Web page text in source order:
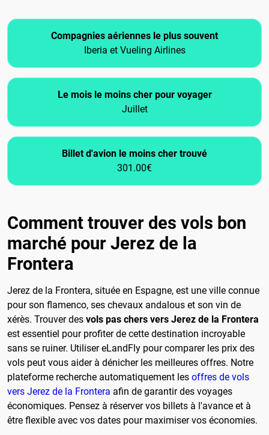
Compagnies aériennes le plus souvent
Iberia et Vueling Airlines
Le mois le moins cher pour voyager
Juillet
Billet d'avion le moins cher trouvé
301.00€
Comment trouver des vols bon
marché pour Jerez de la
Frontera
Jerez de la Frontera, située en Espagne, est une ville connue
pour son flamenco, ses chevaux andalous et son vin de
xérès. Trouver des vols pas chers vers Jerez de la Frontera
est essentiel pour profiter de cette destination incroyable
sans se ruiner. Utiliser eLandFly pour comparer les prix des
vols peut vous aider à dénicher les meilleures offres. Notre
plateforme recherche automatiquement les offres de vols
vers Jerez de la Frontera afin de garantir des voyages
économiques. Pensez à réserver vos billets à l'avance et à
être flexible avec vos dates pour maximiser vos économies.